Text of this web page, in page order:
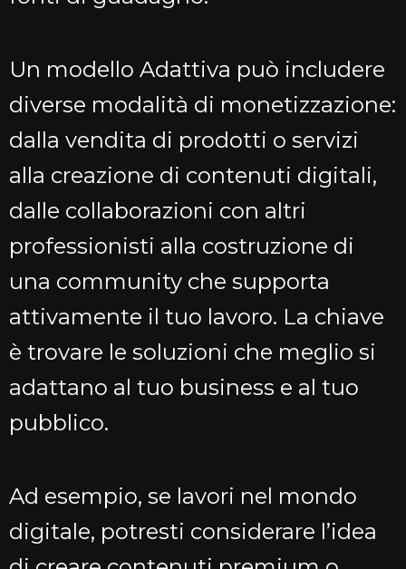
Un modello Adattiva può includere
diverse modalità di monetizzazione:
dalla vendita di prodotti o servizi
alla creazione di contenuti digitali,
dalle collaborazioni con altri
professionisti alla costruzione di
una community che supporta
attivamente il tuo lavoro. La chiave
è trovare le soluzioni che meglio si
adattano al tuo business e al tuo
pubblico.
Ad esempio, se lavori nel mondo
digitale, potresti considerare l’idea